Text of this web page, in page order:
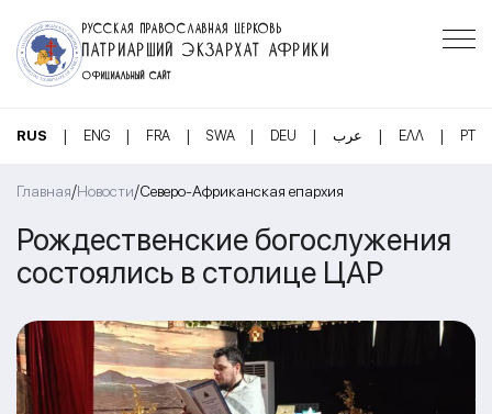
РУССКАЯ ПРАВОСЛАВНАЯ ЦЕРКОВЬ
ПАТРИАРШИЙ ЭКЗАРХАТ АФРИКИ
ОФИЦИАЛЬНЫЙ САЙТ
RUS | ENG | FRA | SWA | DEU | عرب | ΕΛΛ | PT
Главная/Новости/Северо-Африканская епархия
Рождественские богослужения
состоялись в столице ЦАР